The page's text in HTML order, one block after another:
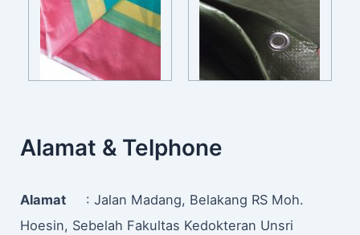
Alamat & Telphone
Alamat : Jalan Madang, Belakang RS Moh.
Hoesin, Sebelah Fakultas Kedokteran Unsri